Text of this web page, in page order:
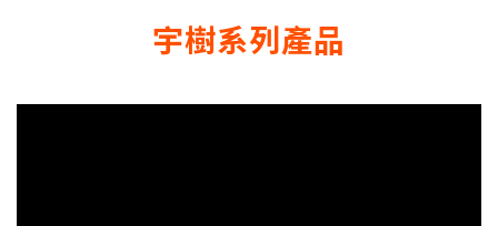
宇樹系列產品